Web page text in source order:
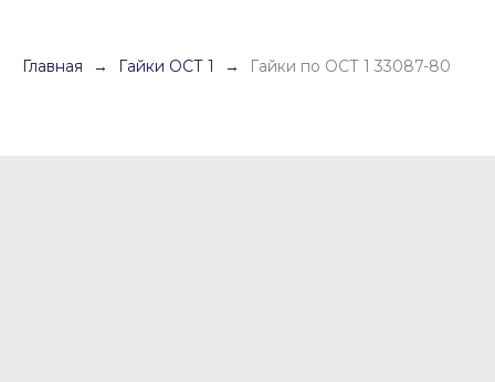
Главная Гайки ОСТ 1 Гайки по ОСТ 1 33087-80